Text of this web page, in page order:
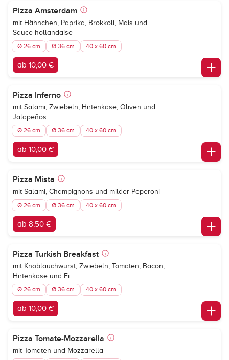
Pizza Amsterdam
mit Hähnchen, Paprika, Brokkoli, Mais und
Sauce hollandaise
Ø 26 cm Ø 36 cm 40 x 60 cm
ab 10,00 €
Pizza Inferno
mit Salami, Zwiebeln, Hirtenkäse, Oliven und
Jalapeños
Ø 26 cm Ø 36 cm 40 x 60 cm
ab 10,00 €
Pizza Mista
mit Salami, Champignons und milder Peperoni
Ø 26 cm Ø 36 cm 40 x 60 cm
ab 8,50 €
Pizza Turkish Breakfast
mit Knoblauchwurst, Zwiebeln, Tomaten, Bacon,
Hirtenkäse und Ei
Ø 26 cm Ø 36 cm 40 x 60 cm
ab 10,00 €
Pizza Tomate-Mozzarella
mit Tomaten und Mozzarella